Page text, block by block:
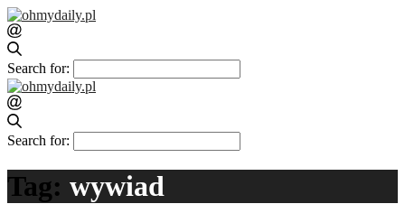
Search for:
Search for:
Tag: wywiad